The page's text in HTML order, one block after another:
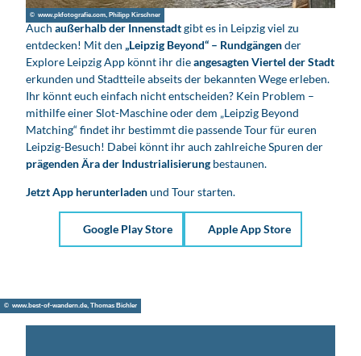
© www.pkfotografie.com, Philipp Kirschner
Auch außerhalb der Innenstadtgibt es in Leipzig viel zu
entdecken! Mit den „Leipzig Beyond“ – Rundgängender
Explore Leipzig App könnt ihr dieangesagten Viertel der Stadt
erkunden und Stadtteile abseits der bekannten Wege erleben.
Ihr könnt euch einfach nicht entscheiden? Kein Problem –
mithilfe einer Slot-Maschine oder dem „Leipzig Beyond
Matching“ findet ihr bestimmt die passende Tour für euren
Leipzig-Besuch! Dabei könnt ihr auch zahlreiche Spuren der
prägenden Ära der Industrialisierung bestaunen.
Jetzt App herunterladenund Tour starten.
Google Play Store Apple App Store
© www.best-of-wandern.de, Thomas Bichler